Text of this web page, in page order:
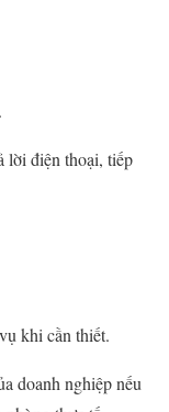
lời điện thoại, tiếp
khi cần thiết.
doanh nghiệp nếu